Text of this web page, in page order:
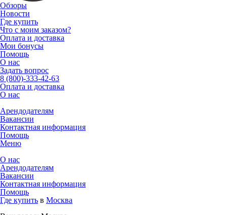
Обзоры
Новости
Где купить
Что с моим заказом?
Оплата и доставка
Мои бонусы
Помощь
О нас
Задать вопрос
8 (800)-333-42-63
Оплата и доставка
О нас
Арендодателям
Вакансии
Контактная информация
Помощь
Меню
О нас
Арендодателям
Вакансии
Контактная информация
Помощь
Где купить в Москва